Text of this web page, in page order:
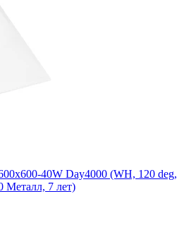
40W Day4000 (WH, 120 deg,
Металл, 7 лет)